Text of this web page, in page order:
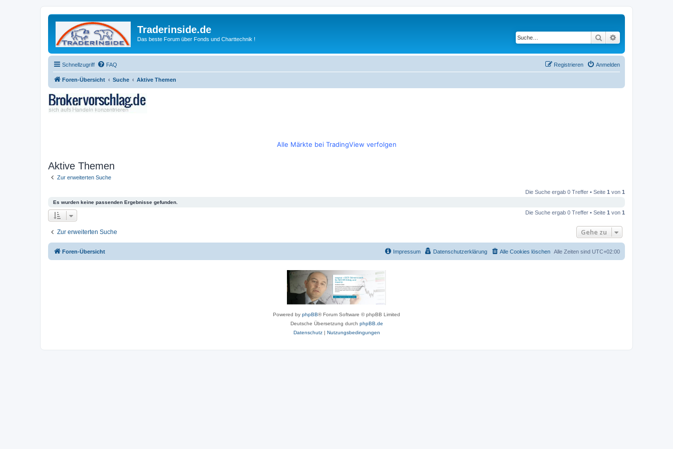
Traderinside.de
Das beste Forum über Fonds und Charttechnik ! Suche
Schnellzugriff FAQ Anmelden
Registrieren
Foren-Übersicht Suche Aktive Themen
Alle Märkte bei TradingView verfolgen
Aktive Themen
Zur erweiterten Suche
Die Suche ergab 0 Treffer • Seite 1 von 1
Es wurden keine passenden Ergebnisse gefunden.
Die Suche ergab 0 Treffer • Seite 1 von 1
Zur erweiterten Suche Gehe zu
Foren-Übersicht Alle Zeiten sind UTC+02:00
Alle Cookies löschen
Datenschutzerklärung
Impressum
Powered by phpBB® Forum Software © phpBB Limited
Deutsche Übersetzung durch phpBB.de
Datenschutz| Nutzungsbedingungen